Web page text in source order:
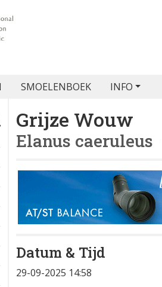
SMOELENBOEK INFO
Grijze Wouw
Elanus caeruleus
Datum & Tijd
29-09-2025 14:58